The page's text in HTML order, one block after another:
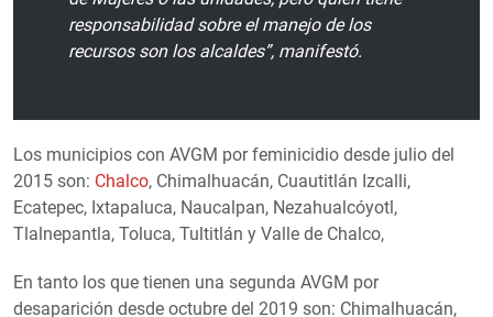
responsabilidad sobre el manejo de los
recursos son los alcaldes”, manifestó.
Los municipios con AVGM por feminicidio desde julio del
2015 son: Chalco, Chimalhuacán, Cuautitlán Izcalli,
Ecatepec, Ixtapaluca, Naucalpan, Nezahualcóyotl,
Tlalnepantla, Toluca, Tultitlán y Valle de Chalco,
En tanto los que tienen una segunda AVGM por
desaparición desde octubre del 2019 son: Chimalhuacán,